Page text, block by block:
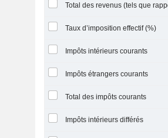
Taux d’imposition effectif (%)
Impôts intérieurs courants
Impôts étrangers courants
Total des impôts courants
Impôts intérieurs différés